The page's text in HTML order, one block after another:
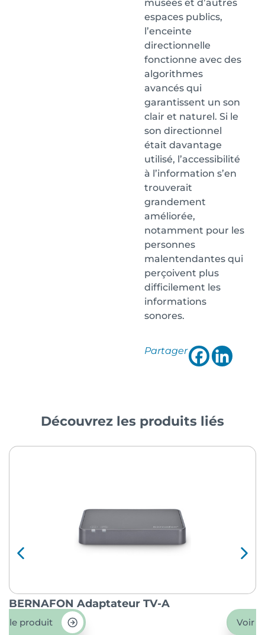
musées et d’autres
espaces publics,
l’enceinte
directionnelle
fonctionne avec des
algorithmes
avancés qui
garantissent un son
clair et naturel. Si le
son directionnel
était davantage
utilisé, l’accessibilité
à l’information s’en
trouverait
grandement
améliorée,
notamment pour les
personnes
malentendantes qui
perçoivent plus
difficilement les
informations
sonores.
Partager
Découvrez les produits liés
BERNAFON Adaptateur TV-A
le produit Voir